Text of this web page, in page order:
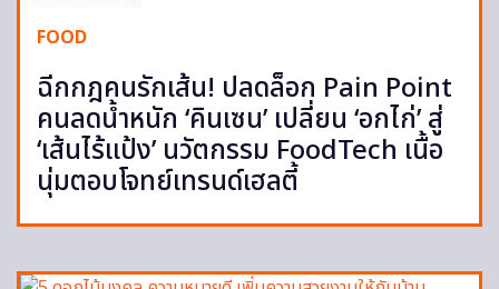
FOOD
ฉีกกฎคนรักเส้น! ปลดล็อก Pain Point
คนลดน้ำหนัก ‘คินเซน’ เปลี่ยน ‘อกไก่’ สู่
‘เส้นไร้แป้ง’ นวัตกรรม FoodTech เนื้อ
นุ่มตอบโจทย์เทรนด์เฮลตี้